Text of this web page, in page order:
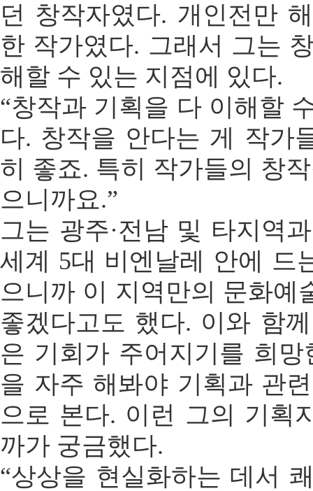
던 창작자였다. 개인전만
한 작가였다. 그래서 그는
해할 수 있는 지점에 있다.
“창작과 기획을 다 이해할
다. 창작을 안다는 게 작가
히 좋죠. 특히 작가들의 창
으니까요.”
그는 광주·전남 및 타지역
세계 5대 비엔날레 안에 드
으니까 이 지역만의 문화예
좋겠다고도 했다. 이와 함
은 기회가 주어지기를 희
을 자주 해봐야 기획과 관
으로 본다. 이런 그의 기획
까가 궁금했다.
“상상을 현실화하는 데서